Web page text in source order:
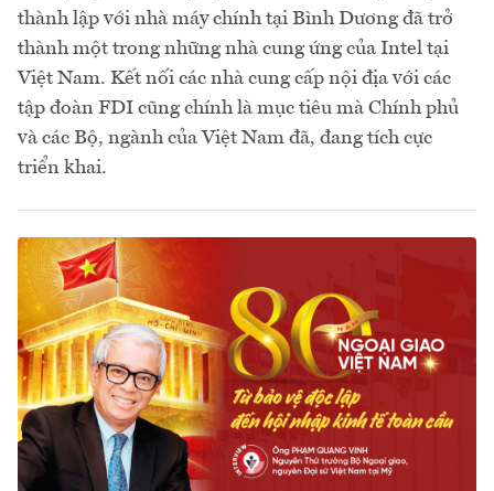
thành lập với nhà máy chính tại Bình Dương đã trở
thành một trong những nhà cung ứng của Intel tại
Việt Nam. Kết nối các nhà cung cấp nội địa với các
tập đoàn FDI cũng chính là mục tiêu mà Chính phủ
và các Bộ, ngành của Việt Nam đã, đang tích cực
triển khai.